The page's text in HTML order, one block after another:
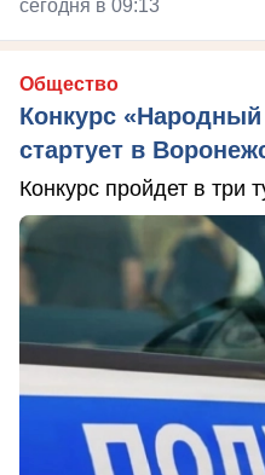
сегодня в 09:13
Общество
Конкурс
стартует в
Конкурс пройдет в три